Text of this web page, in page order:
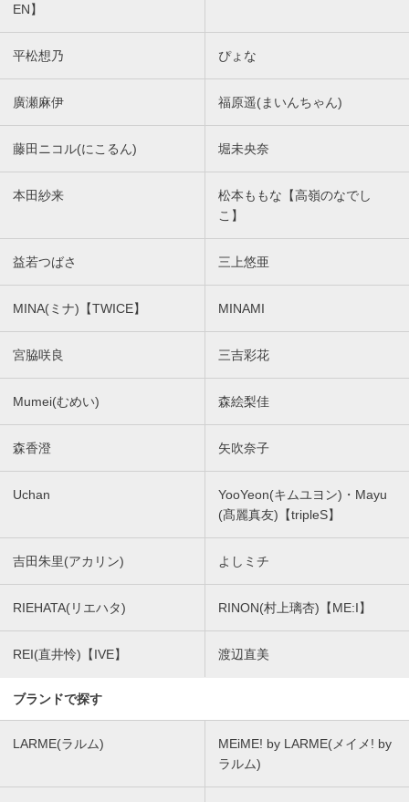
EN】
平松想乃 ぴょな
廣瀬麻伊 福原遥(まいんちゃん)
藤田ニコル(にこるん) 堀未央奈
本田紗来
松本ももな【高嶺のなでし
こ】
益若つばさ 三上悠亜
MINA(ミナ)【TWICE】 MINAMI
宮脇咲良 三吉彩花
Mumei(むめい) 森絵梨佳
森香澄 矢吹奈子
Uchan
YooYeon(キムユヨン)・Mayu
(髙麗真友)【tripleS】
吉田朱里(アカリン) よしミチ
RIEHATA(リエハタ) RINON(村上璃杏)【ME:I】
REI(直井怜)【IVE】 渡辺直美
ブランドで探す
LARME(ラルム)
MEiME! by LARME(メイメ! by
ラルム)